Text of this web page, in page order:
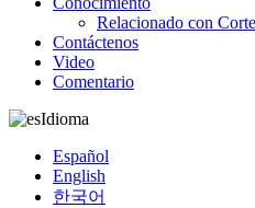
Relacionado con
Contáctenos
Video
Comentario
Idioma
Español
English
한국어